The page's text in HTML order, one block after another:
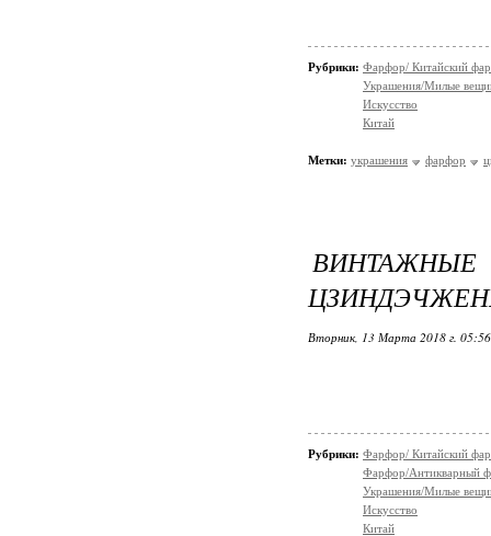
Рубрики: Фарфор/ Китайский
Украшения/Милые
Искусство
Китай
Метки: украшения фарфор
Вторник, 13 Марта 2018 г.
Рубрики: Фарфор/ Китайский
Фарфор/Антикварный
Украшения/Милые
Искусство
Китай